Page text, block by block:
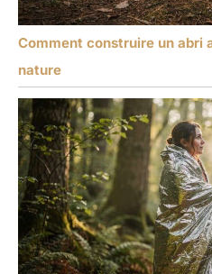
Comment construire un abri
nature